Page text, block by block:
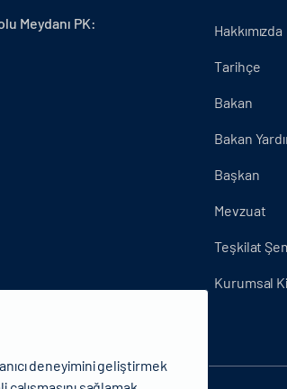
Meydanı PK:
Hakkımızda
Tarihçe
Bakan
Bakan
Başkan
Mevzuat
Teşkilat
Kurumsal
deneyimini geliştirmek